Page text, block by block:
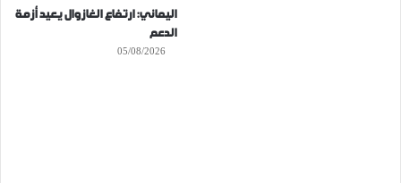
اليماني: ارتفاع الغازوال يعيد أزمة
الدعم
05/08/2026